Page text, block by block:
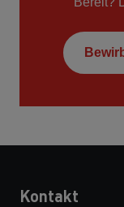
Kontakt